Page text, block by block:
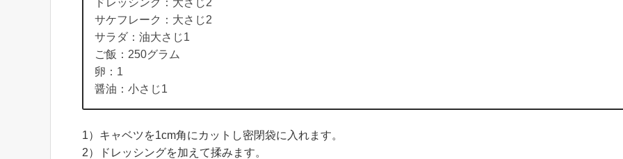
サケフレーク：大さじ2
サラダ：油大さじ1
ご飯：250グラム
卵：1
醤油：小さじ1
1）キャベツを1cm角にカットし密閉袋に入れます。
2）ドレッシングを加えて揉みます。